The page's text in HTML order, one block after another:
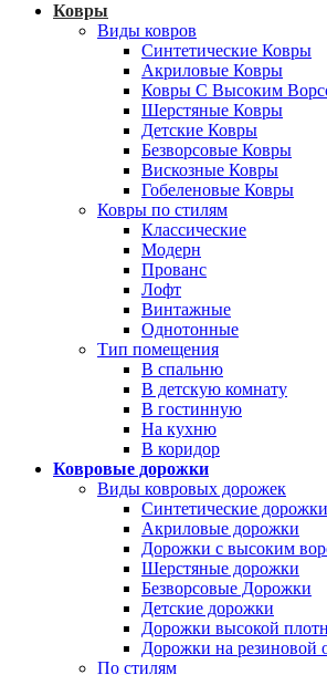
Ковры
Виды ковров
Синтетические Ковры
Акриловые Ковры
Ковры С Высоким
Шерстяные Ковры
Детские Ковры
Безворсовые Ковры
Вискозные Ковры
Гобеленовые Ковры
Ковры по стилям
Классические
Модерн
Прованс
Лофт
Винтажные
Однотонные
Тип помещения
В спальню
В детскую комнату
В гостинную
На кухню
В коридор
Ковровые дорожки
Виды ковровых дорожек
Синтетические дорожки
Акриловые дорожки
Дорожки с высоким
Шерстяные дорожки
Безворсовые Дорожки
Детские дорожки
Дорожки высокой
Дорожки на резиновой
По стилям